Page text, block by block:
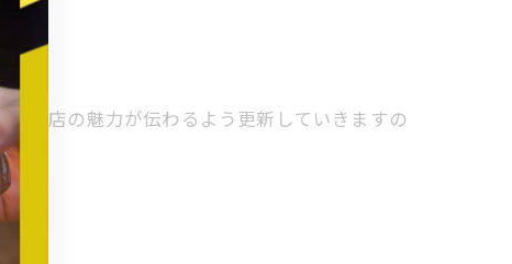
当店の魅力が伝わるよう更新していきますの